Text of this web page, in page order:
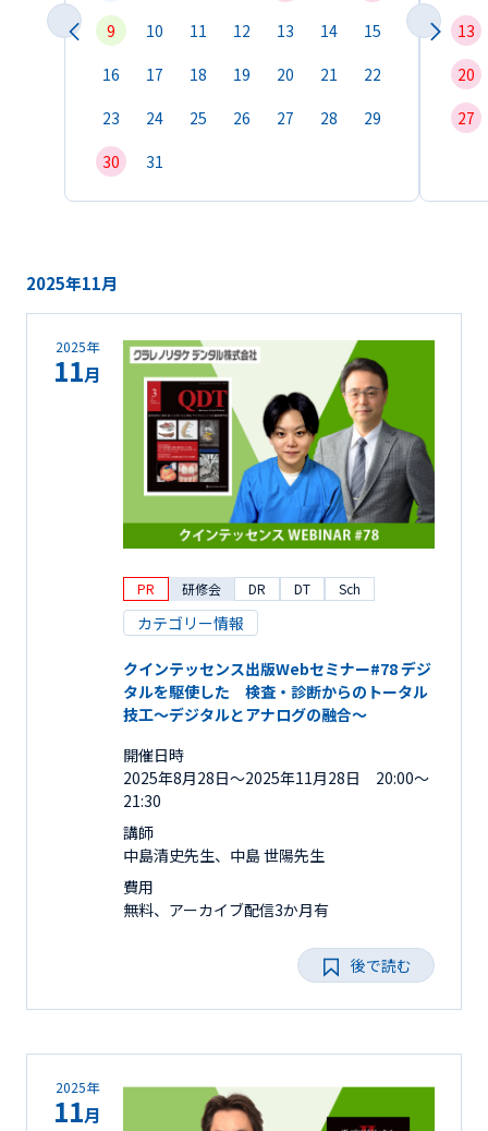
9
10 11 12 13 14
15
16
17 18 19 20 21
22
23
24 25 26 27 28
29
30
31
13
20
27
2025年11月
2025年
11月
PR 研修会 DR DT Sch
カテゴリー情報
クインテッセンス出版Webセミナー#78 デジ
タルを駆使した 検査・診断からのトータル
技工～デジタルとアナログの融合～
開催日時
2025年8月28日〜2025年11月28日 20:00～
21:30
講師
中島清史先生、中島 世陽先生
費用
無料、アーカイブ配信3か月有
後で読む
2025年
11月